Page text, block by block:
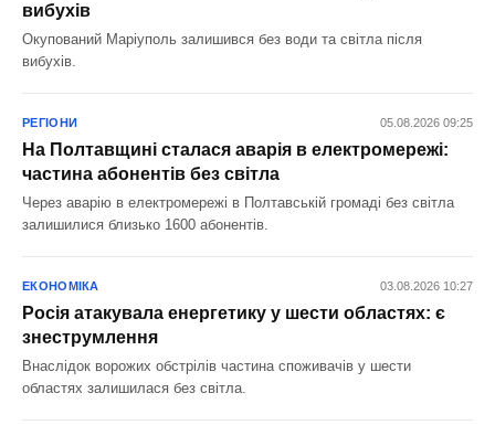
вибухів
Окупований Маріуполь залишився без води та світла після
вибухів.
РЕГІОНИ 05.08.2026 09:25
На Полтавщині сталася аварія в електромережі:
частина абонентів без світла
Через аварію в електромережі в Полтавській громаді без світла
залишилися близько 1600 абонентів.
ЕКОНОМІКА 03.08.2026 10:27
Росія атакувала енергетику у шести областях: є
знеструмлення
Внаслідок ворожих обстрілів частина споживачів у шести
областях залишилася без світла.